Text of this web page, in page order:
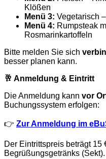
Klößen
Menü 3: Vegetarisch
Menü 4: Rumpsteak
Rosmarinkartoffeln
Bitte melden Sie sich
besser planen kann.
🥂 Anmeldung & Eintritt
Die Anmeldung kann vor
Buchungssystem erfolgen:
👉 Zur Anmeldung im
Der Eintrittspreis beträgt 15
Begrüßungsgetränks (Sekt).